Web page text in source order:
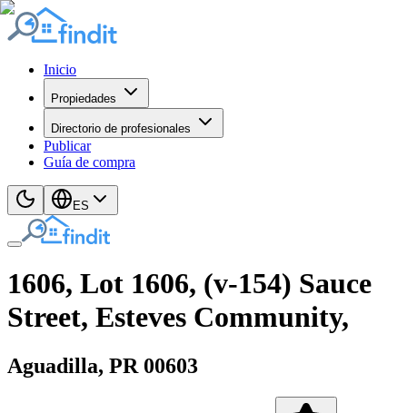
Inicio
Propiedades
Directorio de profesionales
Publicar
Guía de compra
ES
1606, Lot 1606, (v-154) Sauce
Street, Esteves Community,
Aguadilla, PR 00603